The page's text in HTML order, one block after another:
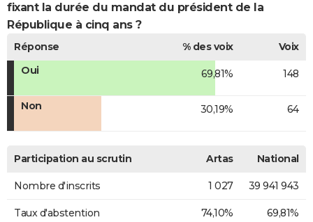
fixant la durée du mandat du président de la
République à cinq ans ?
Réponse % des voix
Voix
Oui
69,81% 148
Non 30,19% 64
Participation au scrutin Artas National
Nombre d'inscrits 1 027 39 941 943
Taux d'abstention 74,10% 69,81%